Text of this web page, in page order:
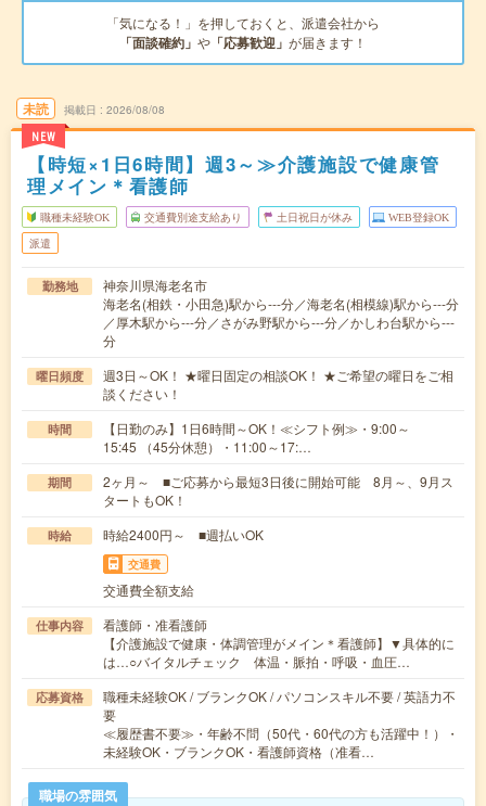
「気になる！」を押しておくと、派遣会社から
「面談確約」 や 「応募歓迎」 が届きます！
未読
NEW
掲載日 2026/08/08
【時短×1日6時間】週3～≫介護施設で健康管
理メイン＊看護師
職種未経験OK 交通費別途支給あり 土日祝日が休み WEB登録OK
派遣
勤務地
神奈川県海老名市
海老名(相鉄・小田急)駅から---分／海老名(相模線)駅から---分
／厚木駅から---分／さがみ野駅から---分／かしわ台駅から---
分
曜日頻度
週3日～OK！ ★曜日固定の相談OK！ ★ご希望の曜日をご相
談ください！
時間
【日勤のみ】1日6時間～OK！≪シフト例≫・9:00～
15:45 （45分休憩）・11:00～17:…
期間
2ヶ月～ ■ご応募から最短3日後に開始可能 8月～、9月ス
タートもOK！
時給 時給2400円～ ■週払いOK
交通費
交通費全額支給
仕事内容
看護師・准看護師
【介護施設で健康・体調管理がメイン＊看護師】▼具体的に
は…○バイタルチェック 体温・脈拍・呼吸・血圧…
応募資格
職種未経験OK / ブランクOK / パソコンスキル不要 / 英語力不
要
≪履歴書不要≫・年齢不問（50代・60代の方も活躍中！）・
未経験OK・ブランクOK・看護師資格（准看…
職場の雰囲気